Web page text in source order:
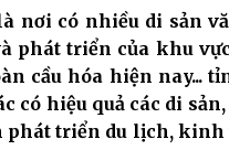
nơi có nhiều di sản
phát triển của khu
cầu hóa hiện nay...
có hiệu quả các di
phát triển du lịch,